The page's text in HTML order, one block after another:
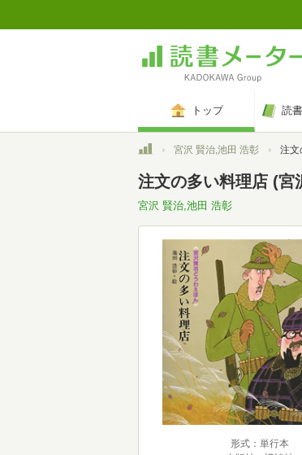
トップ 読
トップ宮沢 賢治,池田 浩彰 注文
注文の多い料理店 (宮
宮沢 賢治,池田 浩彰
形式：単行本